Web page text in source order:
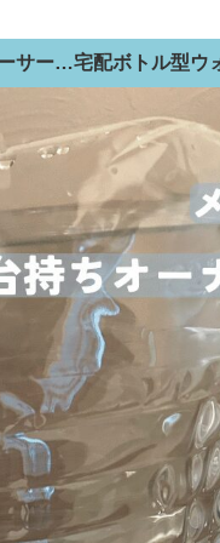
浄水型ウォーターサーバーガイド